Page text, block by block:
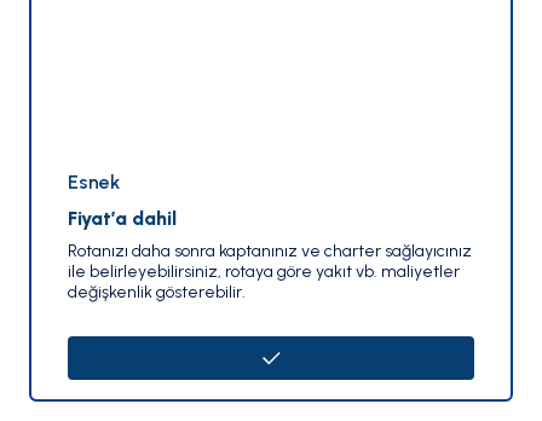
Esnek
Fiyat’a dahil
Rotanızı daha sonra kaptanınız ve charter sağlayıcınız
ile belirleyebilirsiniz, rotaya göre yakıt vb. maliyetler
değişkenlik gösterebilir.